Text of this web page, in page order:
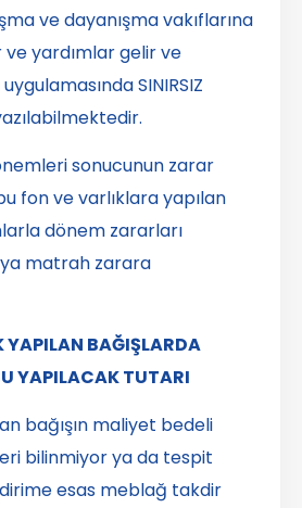
ve dayanışma vakıflarına
ve yardımlar gelir ve
SINIRSIZ
sonucunun zarar
fon ve varlıklara yapılan
dönem zararları
matrah zarara
BAĞIŞLARDA
YAPILACAK TUTARI
bağışın maliyet bedeli
bilinmiyor ya da tespit
esas meblağ takdir